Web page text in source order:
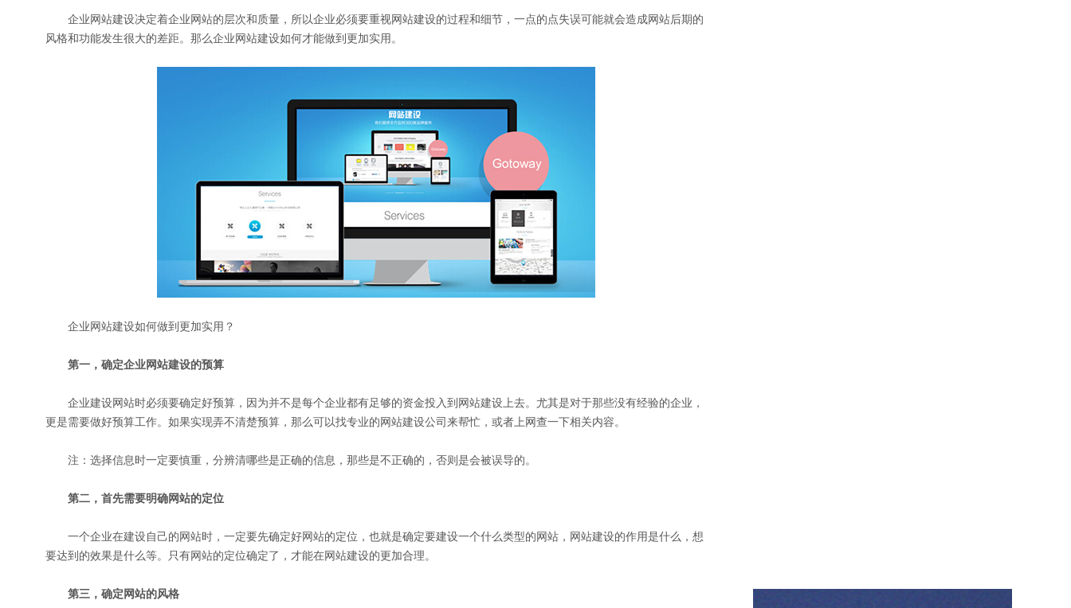
企业网站建设决定着企业网站的层次和质量，所以企业必须要重视网站建设的过程和细节，一点的点失误可能就会造成网站后期的
风格和功能发生很大的差距。那么企业网站建设如何才能做到更加实用。
企业网站建设如何做到更加实用？
第一，确定企业网站建设的预算
企业建设网站时必须要确定好预算，因为并不是每个企业都有足够的资金投入到网站建设上去。尤其是对于那些没有经验的企业，
更是需要做好预算工作。如果实现弄不清楚预算，那么可以找专业的网站建设公司来帮忙，或者上网查一下相关内容。
注：选择信息时一定要慎重，分辨清哪些是正确的信息，那些是不正确的，否则是会被误导的。
第二，首先需要明确网站的定位
一个企业在建设自己的网站时，一定要先确定好网站的定位，也就是确定要建设一个什么类型的网站，网站建设的作用是什么，想
要达到的效果是什么等。只有网站的定位确定了，才能在网站建设的更加合理。
第三，确定网站的风格